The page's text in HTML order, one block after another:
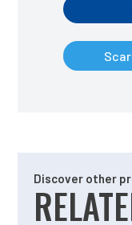
Discover other